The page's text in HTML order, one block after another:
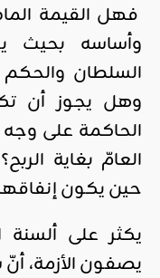
فهل القيمة
وأساسه بحيث
السلطان والحكم
وهل يجوز أن
الحاكمة على
العامّ بغاية
حين يكون
يكثر على
يصفون الأزمة،